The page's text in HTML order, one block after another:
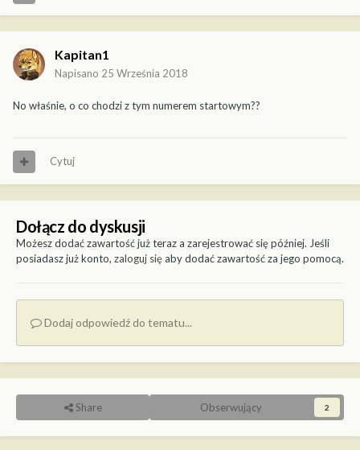
Kapitan1
Napisano 25 Września 2018
No właśnie, o co chodzi z tym numerem startowym??
Cytuj
Dołącz do dyskusji
Możesz dodać zawartość już teraz a zarejestrować się później. Jeśli
posiadasz już konto, zaloguj sięaby dodać zawartość za jego pomocą.
Dodaj odpowiedź do tematu...
Share Obserwujący 2